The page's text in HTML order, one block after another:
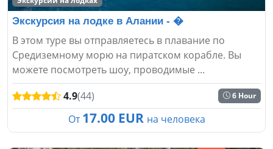
Экскурсия на лодке в Алании - �
В этом туре вы отправляетесь в плавание по
Средиземному морю на пиратском корабле. Вы
можете посмотреть шоу, проводимые ...
4.9(44) 6 Hour
От 17.00 EUR на человека